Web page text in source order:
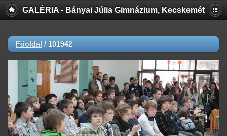
GALÉRIA - Bányai Júlia Gimnázium, Kecskemét
Főoldal / 101942